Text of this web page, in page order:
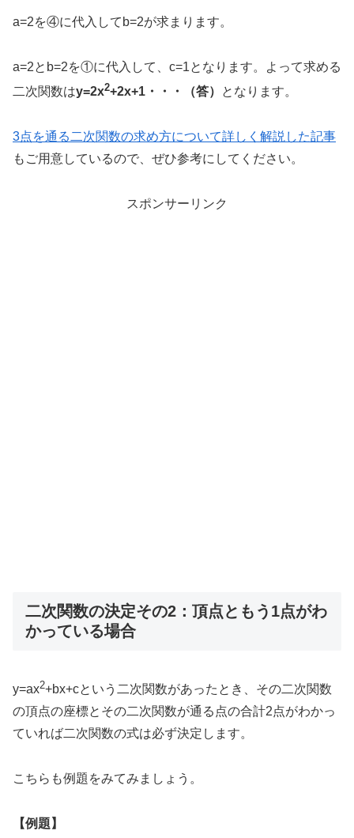
a=2を④に代入してb=2が求まります。
a=2とb=2を①に代入して、c=1となります。よって求める
二次関数はy=2x2+2x+1・・・（答） となります。
3点を通る二次関数の求め方について詳しく解説した記事
もご用意しているので、ぜひ参考にしてください。
スポンサーリンク
二次関数の決定その2：頂点ともう1点がわ
かっている場合
y=ax2+bx+cという二次関数があったとき、その二次関数
の頂点の座標とその二次関数が通る点の合計2点がわかっ
ていれば二次関数の式は必ず決定します。
こちらも例題をみてみましょう。
【例題】